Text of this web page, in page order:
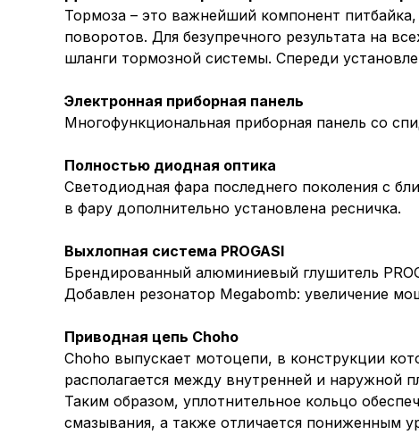
Тормоза – это важнейший компонент
поворотов. Для безупречного результата на
шланги тормозной системы. Спереди
Электронная приборная панель
Многофункциональная приборная панель со
Полностью диодная оптика
Светодиодная фара последнего поколения с
в фару дополнительно установлена ресничка.
Выхлопная система PROGASI
Брендированный алюминиевый глушитель
Добавлен резонатор Megabomb: увеличение
Приводная цепь Choho
Choho выпускает мотоцепи, в конструкции
располагается между внутренней и наружной
Таким образом, уплотнительное кольцо
смазывания, а также отличается пониженным